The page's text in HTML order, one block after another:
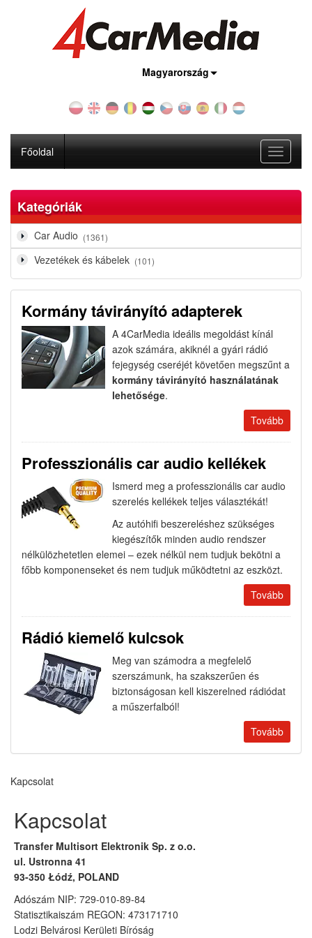
Magyarország
Toggle
Főoldal
Kategóriák
Car Audio (1361)
Vezetékek és kábelek (101)
Kormány távirányító adapterek
A 4CarMedia ideális megoldást kínál
azok számára, akiknél a gyári rádió
fejegység cseréjét követően megszűnt a
kormány távirányító használatának
lehetősége.
Tovább
Professzionális car audio kellékek
Ismerd meg a professzionális car audio
szerelés kellékek teljes választékát!
Az autóhifi beszereléshez szükséges
kiegészítők minden audio rendszer
nélkülözhetetlen elemei – ezek nélkül nem tudjuk bekötni a
főbb komponenseket és nem tudjuk működtetni az eszközt.
Tovább
Rádió kiemelő kulcsok
Meg van számodra a megfelelő
szerszámunk, ha szakszerűen és
biztonságosan kell kiszerelned rádiódat
a műszerfalból!
Tovább
Kapcsolat
Kapcsolat
Transfer Multisort Elektronik Sp. z o.o.
ul. Ustronna 41
93-350 Łódź, POLAND
Adószám NIP: 729-010-89-84
Statisztikaiszám REGON: 473171710
Lodzi Belvárosi Kerületi Bíróság